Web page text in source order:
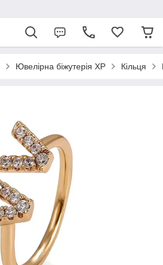
Ювелірна біжутерія XP Кільця